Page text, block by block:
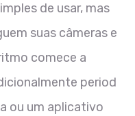
de usar, mas
suas câmeras e
comece a
period
ou um aplicativo